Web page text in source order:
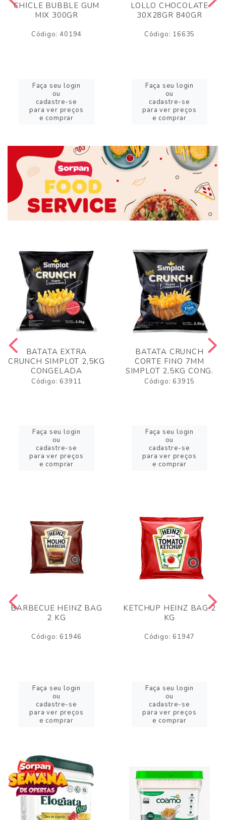
CHICLE BUBBLE GUM
MIX 300GR
Código: 40194
Faça seu login
ou
cadastre-se
para ver preços
e comprar
LOLLO CHOCOLATE
30X28GR 840GR
Código: 16635
Faça seu login
ou
cadastre-se
para ver preços
e comprar
BATATA EXTRA
CRUNCH SIMPLOT 2,5KG
CONGELADA
Código: 63911
Faça seu login
ou
cadastre-se
para ver preços
e comprar
BATATA CRUNCH
CORTE FINO 7MM
SIMPLOT 2,5KG CONG.
Código: 63915
Faça seu login
ou
cadastre-se
para ver preços
e comprar
BARBECUE HEINZ BAG
2 KG
Código: 61946
Faça seu login
ou
cadastre-se
para ver preços
e comprar
KETCHUP HEINZ BAG 2
KG
Código: 61947
Faça seu login
ou
cadastre-se
para ver preços
e comprar